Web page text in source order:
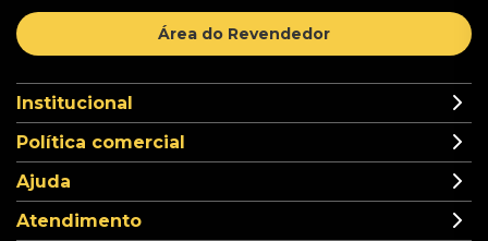
Área do Revendedor
Institucional
Política comercial
Ajuda
Atendimento